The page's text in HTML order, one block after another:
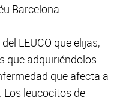
Barcelona.
LEUCO que elijas,
que adquiriéndolos
que afecta a
leucocitos de